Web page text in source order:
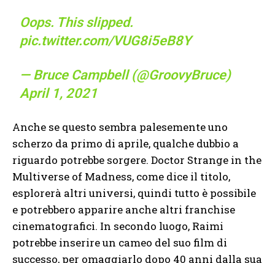
Oops. This slipped.
pic.twitter.com/VUG8i5eB8Y
— Bruce Campbell (@GroovyBruce)
April 1, 2021
Anche se questo sembra palesemente uno
scherzo da primo di aprile, qualche dubbio a
riguardo potrebbe sorgere. Doctor Strange in the
Multiverse of Madness, come dice il titolo,
esplorerà altri universi, quindi tutto è possibile
e potrebbero apparire anche altri franchise
cinematografici. In secondo luogo, Raimi
potrebbe inserire un cameo del suo film di
successo, per omaggiarlo dopo 40 anni dalla sua